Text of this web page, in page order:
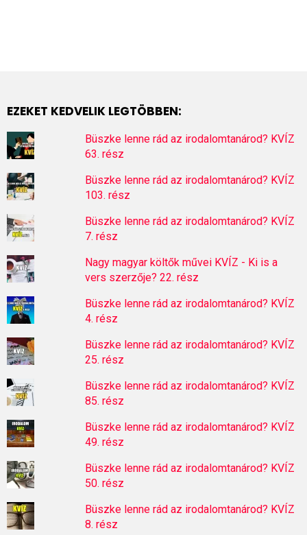
EZEKET KEDVELIK LEGTÖBBEN:
Büszke lenne rád az irodalomtanárod? KVÍZ
63. rész
Büszke lenne rád az irodalomtanárod? KVÍZ
103. rész
Büszke lenne rád az irodalomtanárod? KVÍZ
7. rész
Nagy magyar költők művei KVÍZ - Ki is a
vers szerzője? 22. rész
Büszke lenne rád az irodalomtanárod? KVÍZ
4. rész
Büszke lenne rád az irodalomtanárod? KVÍZ
25. rész
Büszke lenne rád az irodalomtanárod? KVÍZ
85. rész
Büszke lenne rád az irodalomtanárod? KVÍZ
49. rész
Büszke lenne rád az irodalomtanárod? KVÍZ
50. rész
Büszke lenne rád az irodalomtanárod? KVÍZ
8. rész